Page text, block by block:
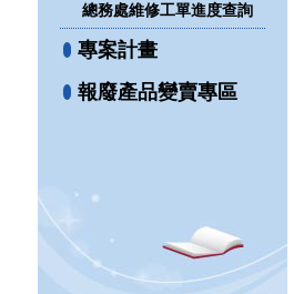
總務處維修工單進度查詢
專案計畫
報廢產品變賣專區